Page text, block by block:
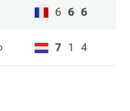
6 6 6
7 1 4